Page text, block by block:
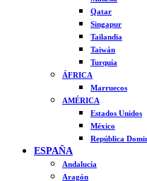
Qatar
Singapur
Tailandia
Taiwán
Turquía
ÁFRICA
Marruecos
AMÉRICA
Estados Unidos
México
República
ESPAÑA
Andalucía
Aragón